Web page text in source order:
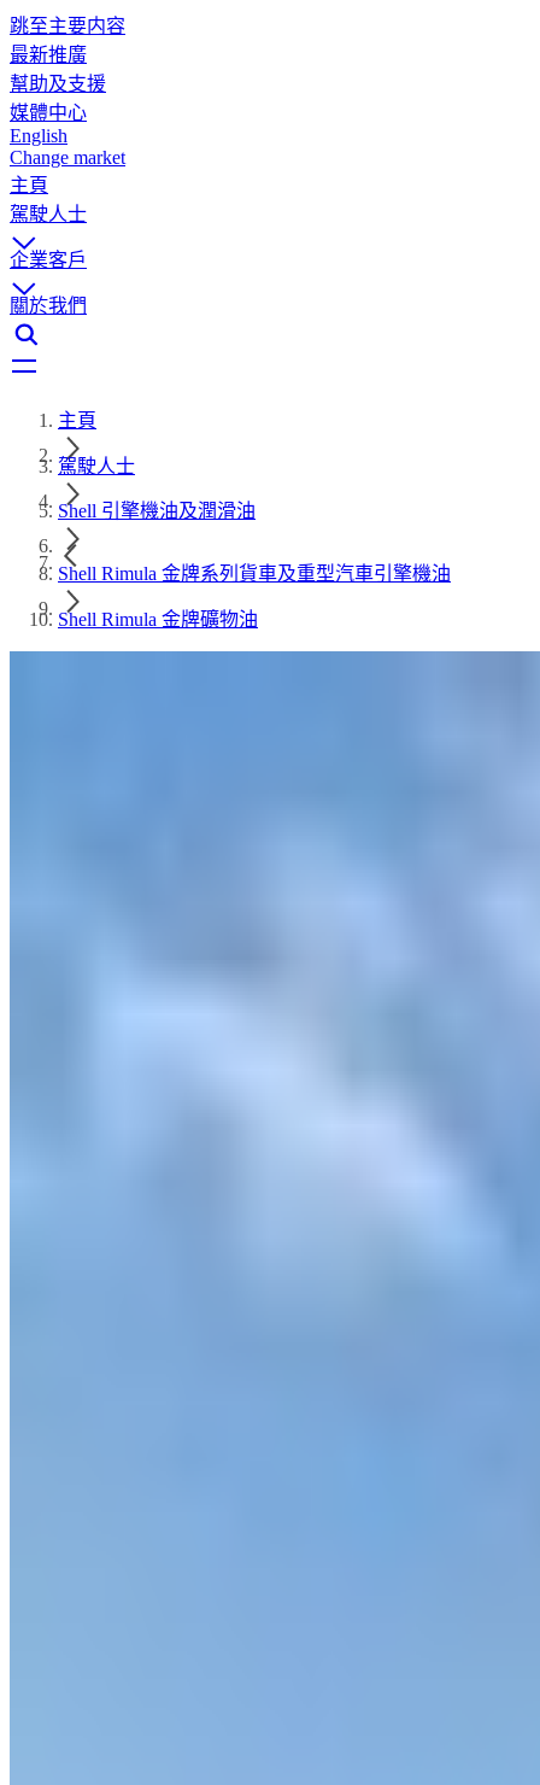
跳至主要内容
最新推廣
幫助及支援
媒體中心
English
Change market
主頁
駕駛人士
企業客戶
關於我們
主頁
駕駛人士
Shell 引擎機油及潤滑油
Shell Rimula 金牌系列貨車及重型汽車引擎機油
Shell Rimula 金牌礦物油